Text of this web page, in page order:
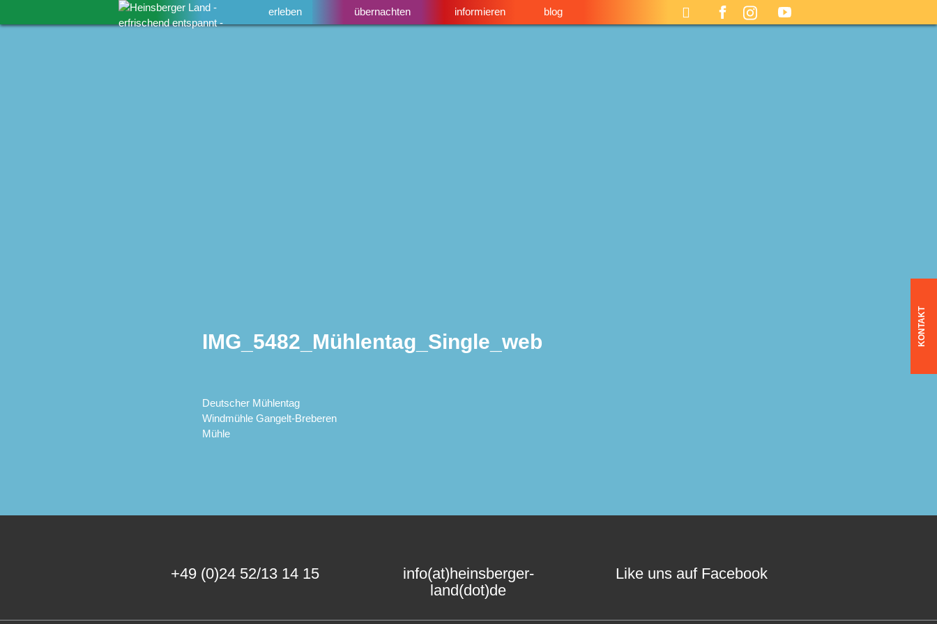
erleben übernachten informieren blog
KONTAKT
IMG_5482_Mühlentag_Single_web
Deutscher Mühlentag
Windmühle Gangelt-Breberen
Mühle
+49 (0)24 52/13 14 15
info(at)heinsberger-
land(dot)de
Like uns auf Facebook